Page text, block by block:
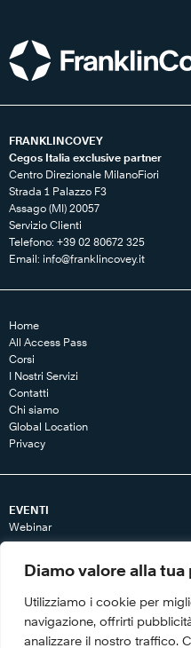
Diamo valore alla tua
Utilizziamo i cookie per
navigazione, offrirti
analizzare il nostro traffico.
FRANKLINCOVEY
Cegos Italia exclusive partner
Centro Direzionale MilanoFiori
Strada 1 Palazzo F3
Assago (MI) 20057
Servizio Clienti
Telefono: +39 02 80672 325
Email: info@franklincovey.it
Home
All Access Pass
Corsi
I Nostri Servizi
Contatti
Chi siamo
Global Location
Privacy
EVENTI
Webinar
Articoli
Tool
Video
Whitepaper